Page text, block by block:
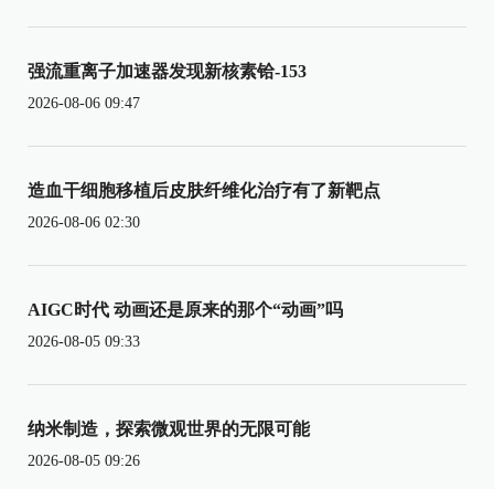
强流重离子加速器发现新核素铪-153
2026-08-06 09:47
造血干细胞移植后皮肤纤维化治疗有了新靶点
2026-08-06 02:30
AIGC时代 动画还是原来的那个“动画”吗
2026-08-05 09:33
纳米制造，探索微观世界的无限可能
2026-08-05 09:26